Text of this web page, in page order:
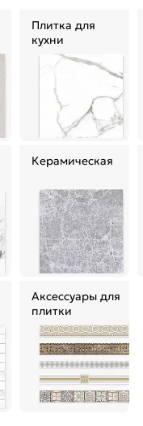
Плитка для
кухни
Керамическая
Аксессуары для
плитки